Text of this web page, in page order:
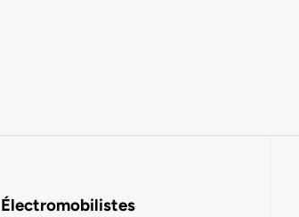
Électromobilistes